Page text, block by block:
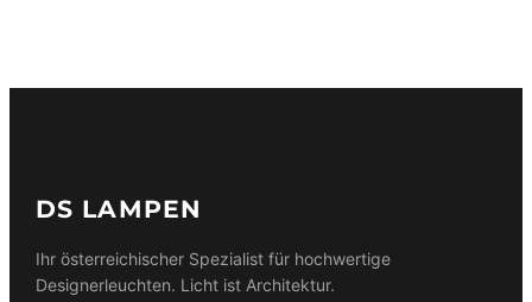
DS LAMPEN
Ihr österreichischer Spezialist für hochwertige
Designerleuchten. Licht ist Architektur.